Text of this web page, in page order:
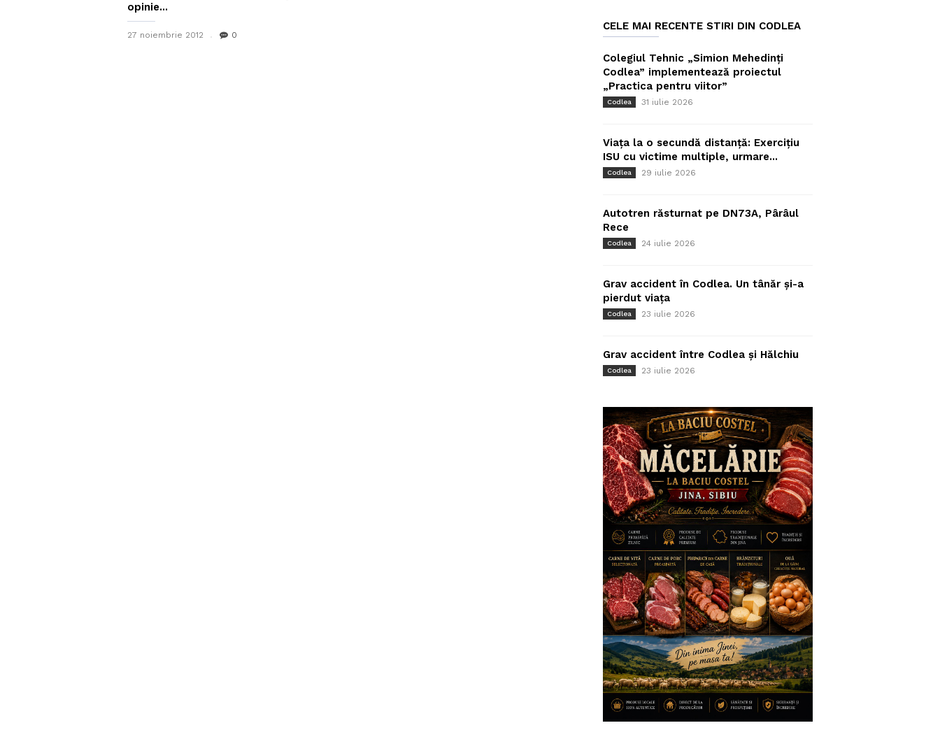
opinie...
27 noiembrie 2012 0
CELE MAI RECENTE STIRI DIN CODLEA
Colegiul Tehnic „Simion Mehedinți
Codlea” implementează proiectul
„Practica pentru viitor”
Codlea 31 iulie 2026
Viața la o secundă distanță: Exercițiu
ISU cu victime multiple, urmare...
Codlea 29 iulie 2026
Autotren răsturnat pe DN73A, Pârâul
Rece
Codlea 24 iulie 2026
Grav accident în Codlea. Un tânăr și-a
pierdut viața
Codlea 23 iulie 2026
Grav accident între Codlea și Hălchiu
Codlea 23 iulie 2026